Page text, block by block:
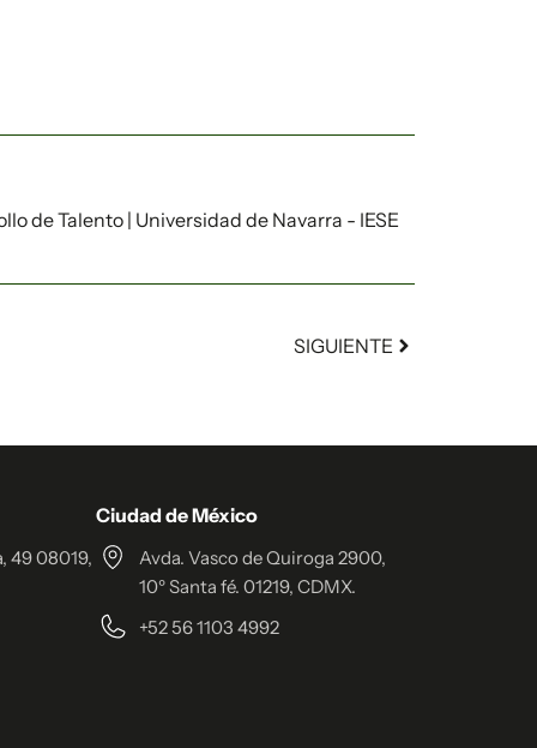
de Talento | Universidad de Navarra - IESE
SIGUIENTE
49 08019,
Ciudad de México
Avda. Vasco de Quiroga 2900,
10º Santa fé. 01219, CDMX.
+52 56 1103 4992